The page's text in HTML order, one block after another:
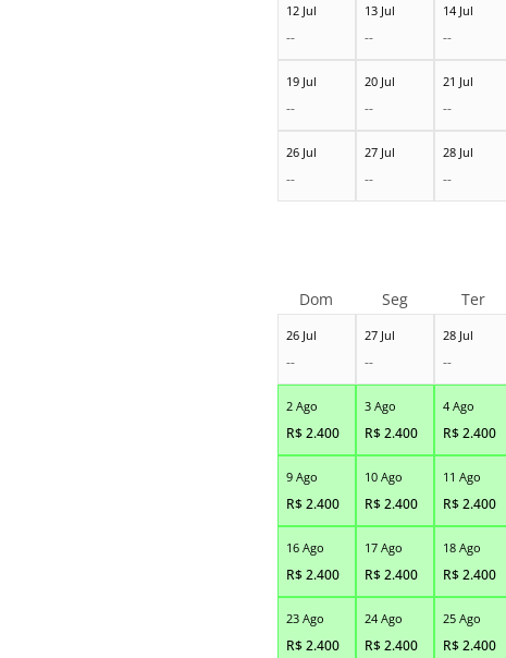
12 Jul
--
13 Jul
--
14 Jul
--
19 Jul
--
20 Jul
--
21 Jul
--
26 Jul
--
27 Jul
--
28 Jul
--
26 Jul
--
27 Jul
--
28 Jul
--
2 Ago
R$2.400
3 Ago
R$2.400
4 Ago
R$2.400
9 Ago
R$2.400
10 Ago
R$2.400
11 Ago
R$2.400
16 Ago
R$2.400
17 Ago
R$2.400
18 Ago
R$2.400
23 Ago
R$2.400
24 Ago
R$2.400
25 Ago
R$2.400
Dom Seg Ter